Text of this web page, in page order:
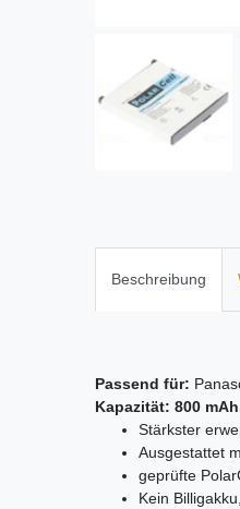
Beschreibung
Passend für:
Kapazität: 800
Stärkster
Ausgestattet
geprüfte
Kein